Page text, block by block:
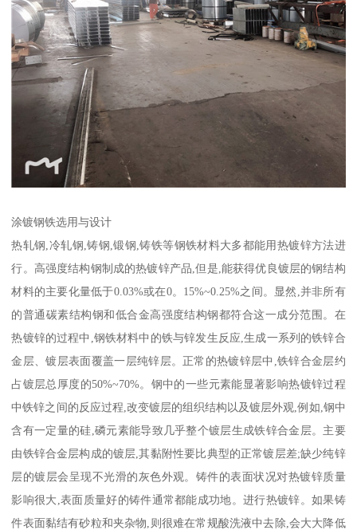
涂镀钢铁选用与设计
热轧钢,冷轧钢,铸钢,锻钢,铸铁等钢铁材料大多都能用热镀锌方法进
行。高强度结构钢制成的热镀锌产品,但是,能获得优良镀层的钢结构
材料的主要化量低于0.03%或在0。15%~0.25%之间。显然,并非所有
的普通碳素结构钢和低合金高强度结构钢都符合这一成分范围。在
热镀锌的过程中,钢铁材料中的铁与锌发生反应,生成一系列的铁锌合
金层、镀层表面覆盖一层纯锌层。正常的热镀锌层中,铁锌合金层约
占镀层总厚度的50%~70%。钢中的一些元素能显著影响热镀锌过程
中铁锌之间的反应过程,改变镀层的组织结构以及镀层外观,例如,钢中
含有一定量的硅,磷元素能导致几乎整个镀层生成铁锌合金层。主要
由铁锌合金层构成的镀层,其黏附性要比典型的正常镀层差;缺少纯锌
层的镀层会呈现不光滑的灰色外观。铸件的表面状况对热镀锌质量
影响很大,表面质量好的铸件通常都能成功地。进行热镀锌。如果铸
件表面黏结有砂粒和夹杂物,则很难在常规酸洗液中去除,会大大降低